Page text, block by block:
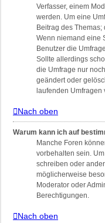
Verfasser, einem
werden. Um eine
Beitrag des
Wenn niemand eine
Benutzer die
Sollte allerdings
die Umfrage nur
geändert oder
laufenden
Nach oben
Warum kann ich auf
Manche Foren
vorbehalten sein.
schreiben oder
möglicherweise
Moderator oder
Berechtigungen.
Nach oben